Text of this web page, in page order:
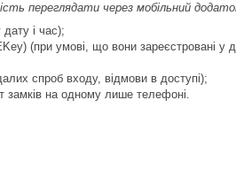
переглядати через мобільний
і час);
(при умові, що вони зареєстровані у
спроб входу, відмови в доступі);
замків на одному лише телефоні.